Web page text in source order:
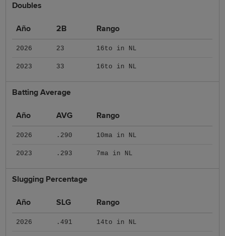
Doubles
Año 2B Rango
2026 23 16to in NL
2023 33 16to in NL
Batting Average
Año AVG Rango
2026 .290 10ma in NL
2023 .293 7ma in NL
Slugging Percentage
Año SLG Rango
2026 .491 14to in NL